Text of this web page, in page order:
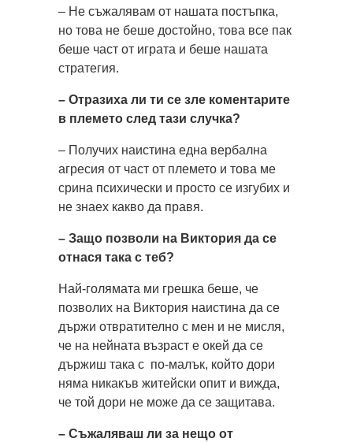
– Не съжалявам от нашата постъпка,
но това не беше достойно, това все пак
беше част от играта и беше нашата
стратегия.
– Отразиха ли ти се зле коментарите
в племето след тази случка?
– Получих наистина една вербална
агресия от част от племето и това ме
срина психически и просто се изгубих и
не знаех какво да правя.
– Защо позволи на Виктория да се
отнася така с теб?
Най-голямата ми грешка беше, че
позволих на Виктория наистина да се
държи отвратително с мен и не мисля,
че на нейната възраст е окей да се
държиш така с по-малък, който дори
няма никакъв житейски опит и вижда,
че той дори не може да се защитава.
– Съжаляваш ли за нещо от